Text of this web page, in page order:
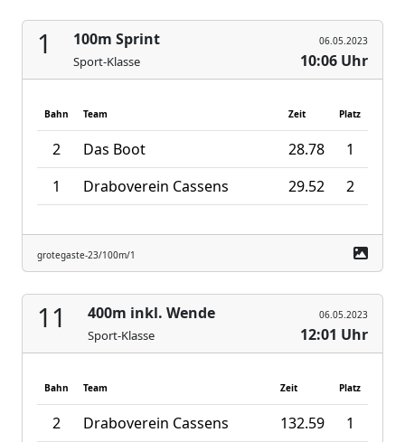
1 100m Sprint
Sport-Klasse
06.05.2023
10:06 Uhr
Bahn Team Zeit Platz
2 Das Boot 28.78
1
1
Draboverein Cassens 29.52 2
grotegaste-23/100m/1
11 400m inkl. Wende
Sport-Klasse
06.05.2023
12:01 Uhr
Bahn Team Zeit Platz
2 Draboverein Cassens 132.59
1